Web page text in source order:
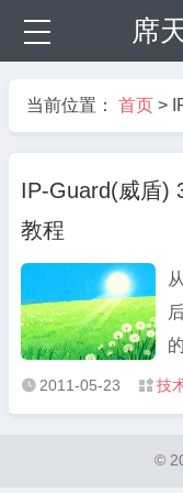
席
当前位置： 首页 >
IP-Guard(威盾)
教程
 2011-05-23  技
©